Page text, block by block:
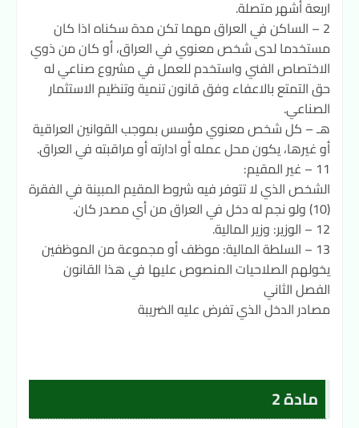
اربعة أشهر متصلة.
2 – الساكن في العراق مهما تكن مدة سكناه اذا كان
مستخدما لدى شخص معنوي في العراق، أو كان من ذوي
الاختصاص الفني واستخدم للعمل في مشروع صناعي له
حق التمتع بالاعفاء وفق قانون تنمية وتنظيم الاستثمار
الصناعي.
هـ – كل شخص معنوي مؤسس بموجب القوانين العراقية
أو غيرها، يكون محل عمله أو ادارته أو مراقبته في العراق.
11 – غير المقيم:
الشخص الذي لا تتوفر فيه شروط المقيم المبينة في الفقرة
(10) ولو نجم له دخل في العراق من أي مصدر كان.
12 – الوزير: وزير المالية.
13 – السلطة المالية: موظف أو مجموعة من الموظفين
يخولهم الصلاحيات المنصوص عليها في هذا القانون
الفصل الثاني
مصادر الدخل الذي تفرض عليه الضريبة
مادة 2